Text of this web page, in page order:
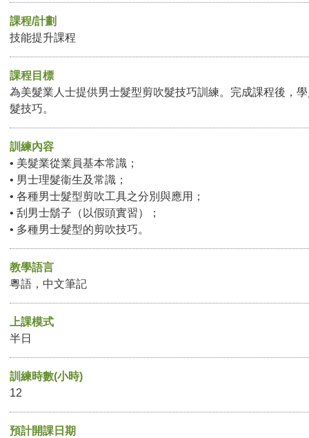
課程/計劃
技能提升課程
課程目標
為美髮業人士提供男士髮型剪吹髮技巧訓練。完成課程後，
髮技巧。
訓練內容
• 美髮業從業員基本常識；
• 男士理髮衞生及常識；
• 各種男士髮型剪吹工具之分別與應用；
• 刮男士鬍子（以假頭實習）；
• 多種男士髮型的剪吹技巧。
教學語言
粵語，中文筆記
上課模式
半日
訓練時數(小時)
12
預計開課日期